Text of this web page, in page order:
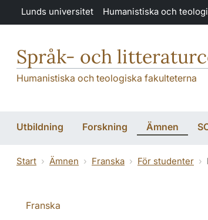
Hoppa till huvudinnehåll
Lunds universitet Humanistiska och
Språk- och
Humanistiska och teologiska fakulteterna
Utbildning Forskning Ämnen
Start Ämnen Franska För studenter
Franska